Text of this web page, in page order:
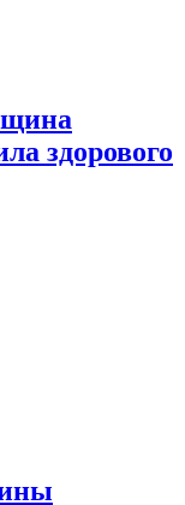
здорового